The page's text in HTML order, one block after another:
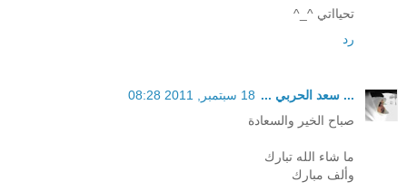
تحيااتي ^_^
رد
... سعد الحربي ... 18 سبتمبر, 2011 08:28
صباح الخير والسعادة
ما شاء الله تبارك
وألف مبارك